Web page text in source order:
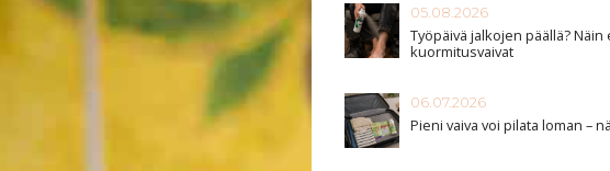
05.08.2026
Työpäivä jalkojen päällä?
kuormitusvaivat
06.07.2026
Pieni vaiva voi pilata loman –